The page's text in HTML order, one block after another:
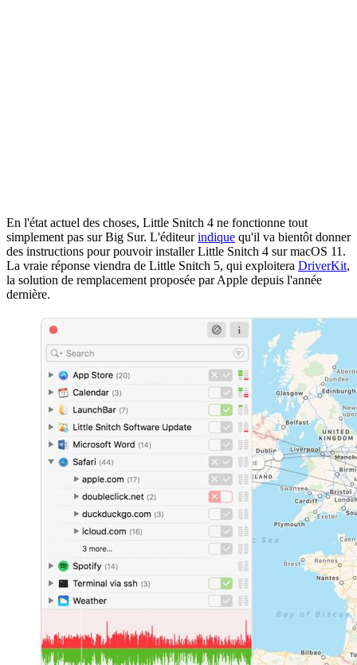
En l'état actuel des choses, Little Snitch 4 ne fonctionne tout
simplement pas sur Big Sur. L'éditeurindique qu'il va bientôt donner
des instructions pour pouvoir installer Little Snitch 4 sur macOS 11.
La vraie réponse viendra de Little Snitch 5, qui exploitera DriverKit,
la solution de remplacement proposée par Apple depuis l'année
dernière.